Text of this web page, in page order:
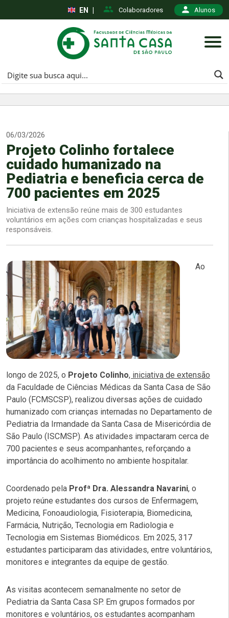
Colaboradores Alunos
EN
06/03/2026
Projeto Colinho fortalece
cuidado humanizado na
Pediatria e beneficia cerca de
700 pacientes em 2025
Iniciativa de extensão reúne mais de 300 estudantes
voluntários em ações com crianças hospitalizadas e seus
responsáveis.
Ao
longo de 2025, o Projeto Colinho, iniciativa de extensão
da Faculdade de Ciências Médicas da Santa Casa de São
Paulo (FCMSCSP), realizou diversas ações de cuidado
humanizado com crianças internadas no Departamento de
Pediatria da Irmandade da Santa Casa de Misericórdia de
São Paulo (ISCMSP). As atividades impactaram cerca de
700 pacientes e seus acompanhantes, reforçando a
importância do acolhimento no ambiente hospitalar.
Coordenado pela Profª Dra. Alessandra Navarini, o
projeto reúne estudantes dos cursos de Enfermagem,
Medicina, Fonoaudiologia, Fisioterapia, Biomedicina,
Farmácia, Nutrição, Tecnologia em Radiologia e
Tecnologia em Sistemas Biomédicos. Em 2025, 317
estudantes participaram das atividades, entre voluntários,
monitores e integrantes da equipe de gestão.
As visitas acontecem semanalmente no setor de
Pediatria da Santa Casa SP. Em grupos formados por
monitores e voluntários, os estudantes acompanham